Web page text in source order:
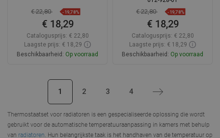
€ 22,80 -19,78%
€ 18,29
Catalogusprijs: € 22,80
Laagste prijs: € 18,29
Beschikbaarheid: Op voorraad
Favoriet
€ 22,80 -19,78%
€ 18,29
Catalogusprijs: € 22,80
Laagste prijs: € 18,29
Beschikbaarheid: Op voorraad
Vergelijk
1 2 3 4 Volgende
Thermostaatset voor radiatoren is een gespecialiseerde oplossing die wordt
gebruikt voor de automatische temperatuuraanpassing in kamers met behulp
van radiatoren. Hun belangrijkste taak is het handhaven van de temperatuur op